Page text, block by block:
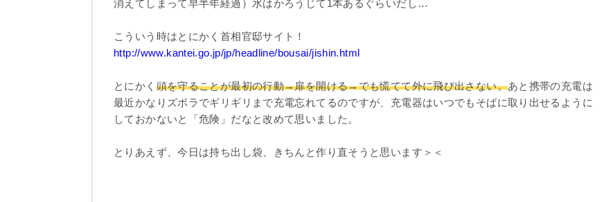
消えてしまって早半年経過）水はかろうじて1本あるぐらいだし…
こういう時はとにかく首相官邸サイト！
http://www.kantei.go.jp/jp/headline/bousai/jishin.html
とにかく 頭を守ることが最初の行動→扉を開ける→でも慌てて外に飛び出さない。あと携帯の充電は
最近かなりズボラでギリギリまで充電忘れてるのですが、充電器はいつでもそばに取り出せるように
しておかないと「危険」だなと改めて思いました。
とりあえず、今日は持ち出し袋、きちんと作り直そうと思います＞＜